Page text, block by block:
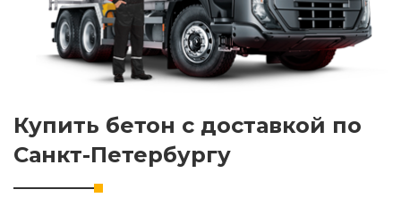
Купить бетон с доставкой по
Санкт-Петербургу